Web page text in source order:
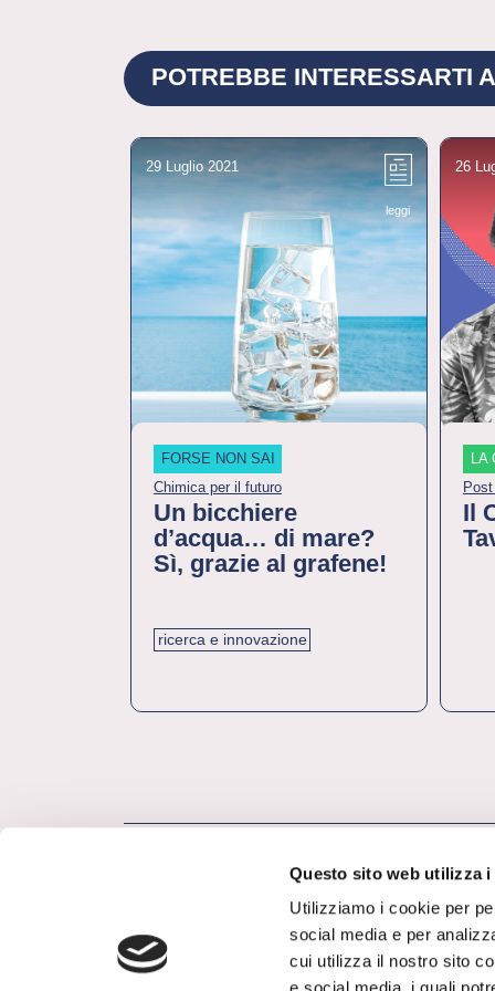
Questo sito web utilizza i
Utilizziamo i cookie per
social media e per
cui utilizza il nostro sito
POTREBBE INTERESSARTI
29 Luglio 2021
leggi
FORSE NON SAI
Chimica per il futuro
Un bicchiere
d’acqua… di mare?
Sì, grazie al grafene!
ricerca e innovazione
26
LA
Il